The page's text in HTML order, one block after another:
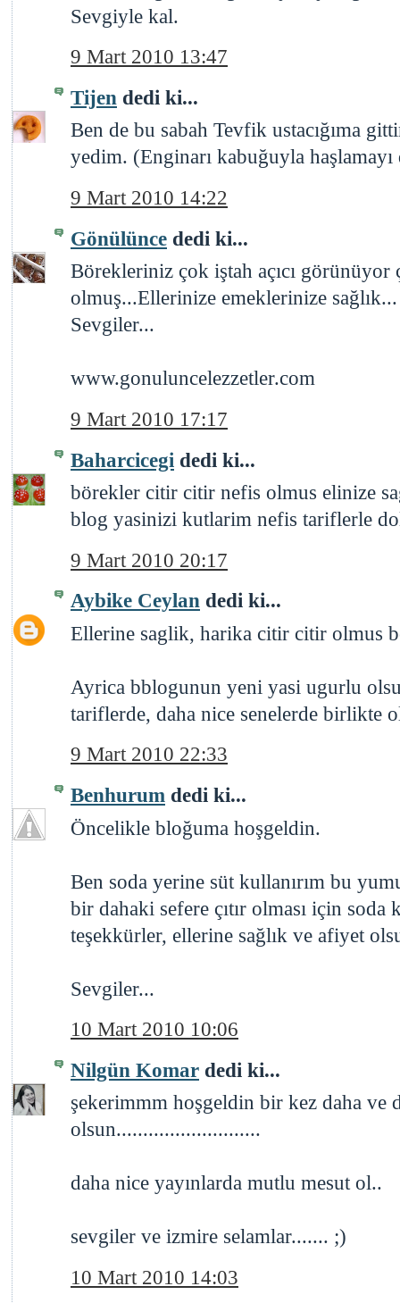
Sevgiyle kal.
9 Mart 2010 13:47
Tijen dedi ki...
Ben de bu sabah Tevfik ustacığıma
yedim. (Enginarı kabuğuyla
9 Mart 2010 14:22
Gönülünce dedi ki...
Börekleriniz çok iştah açıcı görünüyor
olmuş...Ellerinize emeklerinize sağlık...
Sevgiler...
www.gonuluncelezzetler.com
9 Mart 2010 17:17
Baharcicegi dedi ki...
börekler citir citir nefis olmus elinize
blog yasinizi kutlarim nefis tariflerle
9 Mart 2010 20:17
Aybike Ceylan dedi ki...
Ellerine saglik, harika citir citir olmus
Ayrica bblogunun yeni yasi ugurlu
tariflerde, daha nice senelerde birlikte
9 Mart 2010 22:33
Benhurum dedi ki...
Öncelikle bloğuma hoşgeldin.
Ben soda yerine süt kullanırım bu
bir dahaki sefere çıtır olması için soda
teşekkürler, ellerine sağlık ve afiyet
Sevgiler...
10 Mart 2010 10:06
Nilgün Komar dedi ki...
şekerimmm hoşgeldin bir kez daha ve
olsun...........................
daha nice yayınlarda mutlu mesut ol..
sevgiler ve izmire selamlar....... ;)
10 Mart 2010 14:03